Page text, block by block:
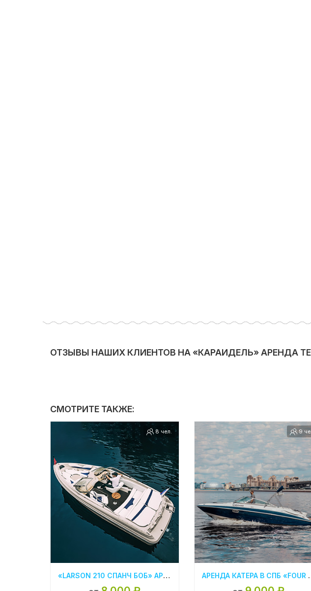
ОТЗЫВЫ НАШИХ КЛИЕНТОВ НА «КАРАИДЕЛЬ» АРЕНДА
СМОТРИТЕ ТАКЖЕ:
8 чел.
«LARSON 210 СПАНЧ БОБ» АРЕНДА КАТЕРА В СПБ
9
АРЕНДА